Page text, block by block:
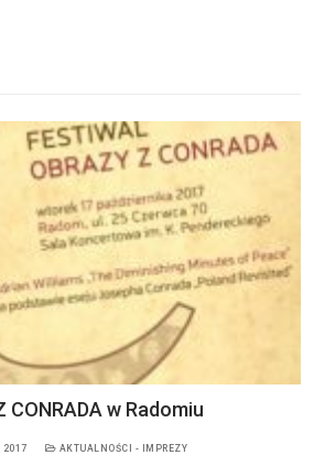
CONRADA w Radomiu
2017 AKTUALNOŚCI - IMPREZY